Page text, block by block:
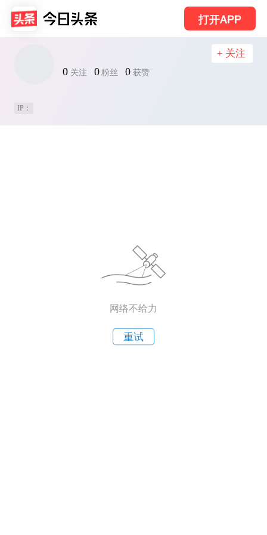
打开APP
0 关注 0 粉丝 0 获赞
+ 关注
IP：
网络不给力
重试